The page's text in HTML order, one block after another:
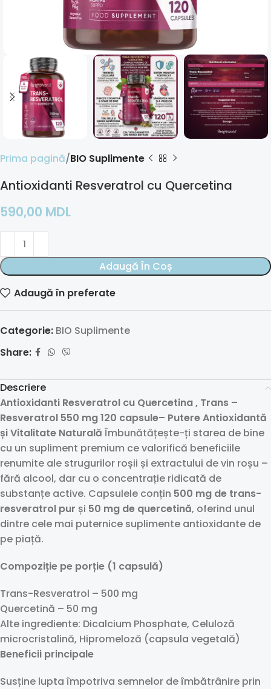
Prima pagină BIO Suplimente
Antioxidanti Resveratrol cu Quercetina
590,00 MDL
Adaugă În Coș
Adaugă în preferate
Categorie: BIO Suplimente
Share:
Descriere
Antioxidanti Resveratrol cu Quercetina , Trans –
Resveratrol 550 mg 120 capsule– Putere Antioxidantă
și Vitalitate Naturală Îmbunătățește-ți starea de bine
cu un supliment premium ce valorifică beneficiile
renumite ale strugurilor roșii și extractului de vin roșu –
fără alcool, dar cu o concentrație ridicată de
substanțe active. Capsulele conțin 500 mg de trans-
resveratrol pur și 50 mg de quercetină, oferind unul
dintre cele mai puternice suplimente antioxidante de
pe piață.
Compoziție pe porție (1 capsulă)
Trans-Resveratrol – 500 mg
Quercetină – 50 mg
Alte ingrediente: Dicalcium Phosphate, Celuloză
microcristalină, Hipromeloză (capsula vegetală)
Beneficii principale
Susține lupta împotriva semnelor de îmbătrânire prin